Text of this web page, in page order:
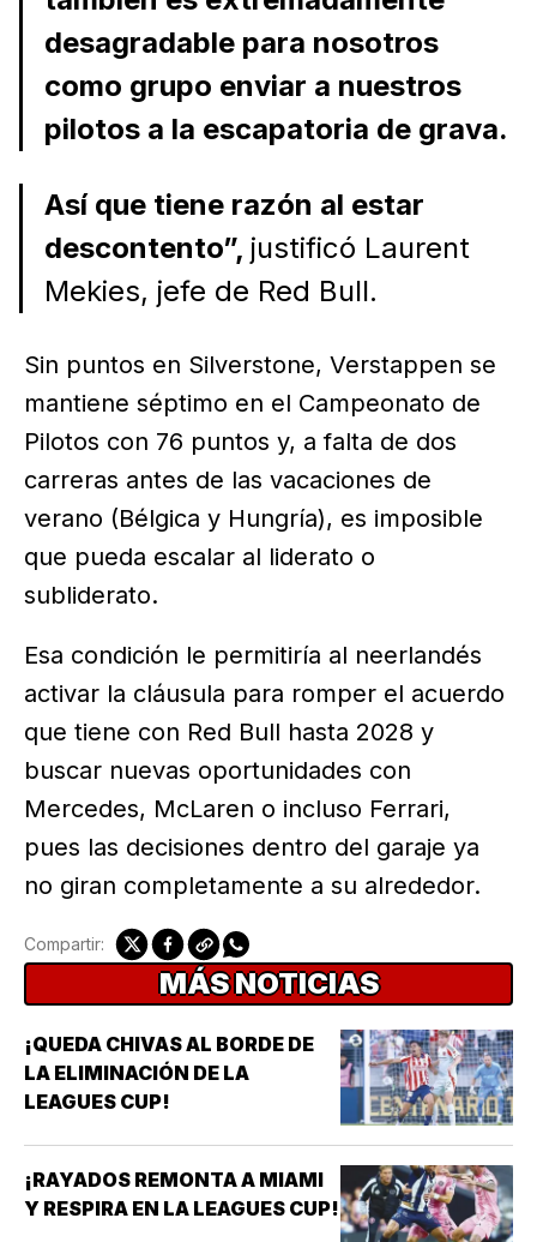
desagradable para nosotros
como grupo enviar a nuestros
pilotos a la escapatoria de grava.
Así que tiene razón al estar
descontento”, justificó Laurent
Mekies, jefe de Red Bull.
Sin puntos en Silverstone, Verstappen se
mantiene séptimo en el Campeonato de
Pilotos con 76 puntos y, a falta de dos
carreras antes de las vacaciones de
verano (Bélgica y Hungría), es imposible
que pueda escalar al liderato o
subliderato.
Esa condición le permitiría al neerlandés
activar la cláusula para romper el acuerdo
que tiene con Red Bull hasta 2028 y
buscar nuevas oportunidades con
Mercedes, McLaren o incluso Ferrari,
pues las decisiones dentro del garaje ya
no giran completamente a su alrededor.
Compartir:
MÁS NOTICIAS
¡QUEDA CHIVAS AL BORDE DE
LA ELIMINACIÓN DE LA
LEAGUES CUP!
¡RAYADOS REMONTA A MIAMI
Y RESPIRA EN LA LEAGUES CUP!